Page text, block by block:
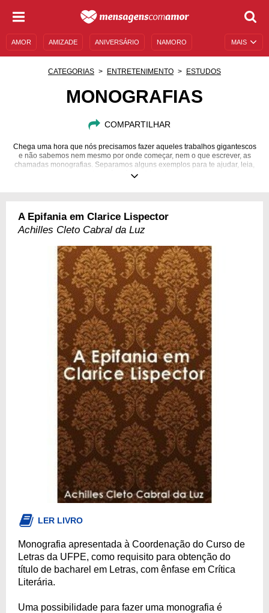
MAIS
AMOR AMIZADE ANIVERSÁRIO NAMORO
CATEGORIAS ENTRETENIMENTO ESTUDOS
MONOGRAFIAS
COMPARTILHAR
Chega uma hora que nós precisamos fazer aqueles trabalhos gigantescos
e não sabemos nem mesmo por onde começar, nem o que escrever, as
chamadas monografias. Separamos alguns exemplos para te ajudar, leia,
estude e vá atrás do 10 no trabalho!
A Epifania em Clarice Lispector
Achilles Cleto Cabral da Luz
LER LIVRO
Monografia apresentada à Coordenação do Curso de
Letras da UFPE, como requisito para obtenção do
título de bacharel em Letras, com ênfase em Crítica
Literária.
Uma possibilidade para fazer uma monografia é